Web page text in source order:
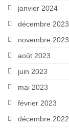
janvier 2024
décembre 2023
novembre 2023
août 2023
juin 2023
mai 2023
février 2023
décembre 2022